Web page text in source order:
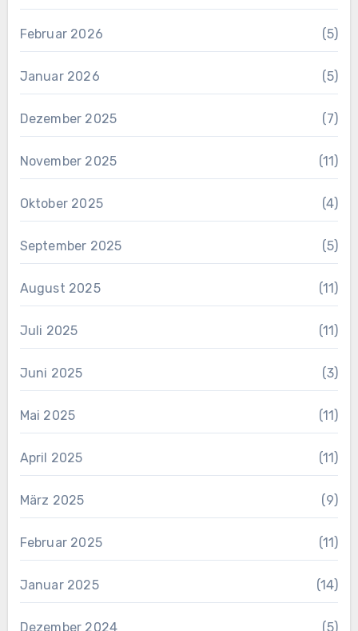
Februar 2026 (5)
Januar 2026 (5)
Dezember 2025 (7)
November 2025 (11)
Oktober 2025 (4)
September 2025 (5)
August 2025 (11)
Juli 2025 (11)
Juni 2025 (3)
Mai 2025 (11)
April 2025 (11)
März 2025 (9)
Februar 2025 (11)
Januar 2025 (14)
Dezember 2024 (5)